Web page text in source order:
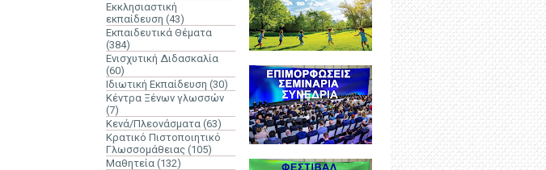
Εκκλησιαστική
εκπαίδευση (43)
Εκπαιδευτικά Θέματα
(384)
Ενισχυτική Διδασκαλία
(60)
Ιδιωτική Εκπαίδευση (30)
Κέντρα Ξένων γλωσσών
(7)
Κενά/Πλεονάσματα (63)
Κρατικό Πιστοποιητικό
Γλωσσομάθειας (105)
Μαθητεία (132)